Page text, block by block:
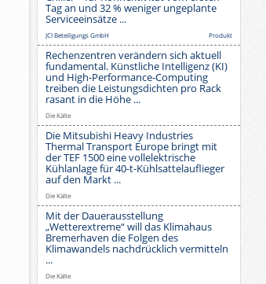
Tag an und 32 % weniger ungeplante
Serviceeinsätze ...
JCI Beteiligungs GmbH Produkt
Rechenzentren verändern sich aktuell
fundamental. Künstliche Intelligenz (KI)
und High-Performance-Computing
treiben die Leistungsdichten pro Rack
rasant in die Höhe ...
Die Kälte
Die Mitsubishi Heavy Industries
Thermal Transport Europe bringt mit
der TEF 1500 eine vollelektrische
Kühlanlage für 40-t-Kühlsattelauflieger
auf den Markt ...
Die Kälte
Mit der Dauerausstellung
„Wetterextreme“ will das Klimahaus
Bremerhaven die Folgen des
Klimawandels nachdrücklich vermitteln
...
Die Kälte